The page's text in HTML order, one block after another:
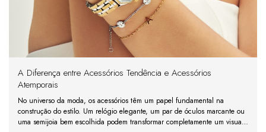
A Diferença entre Acessórios Tendência e Acessórios
Atemporais
No universo da moda, os acessórios têm um papel fundamental na
construção do estilo. Um relógio elegante, um par de óculos marcante ou
uma semijoia bem escolhida podem transformar completamente um visual.